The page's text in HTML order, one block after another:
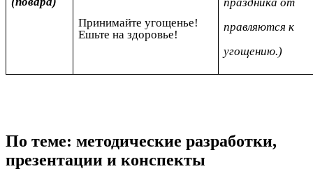
Принимайте угощенье!
Ешьте на здоровье!
праздника от
правляются к
угощению.)
По теме: методические разработки,
презентации и конспекты